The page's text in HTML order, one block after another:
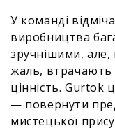
У команді
виробництва
зручнішими, але,
жаль, втрачають
цінність. Gurtok
— повернути
мистецької